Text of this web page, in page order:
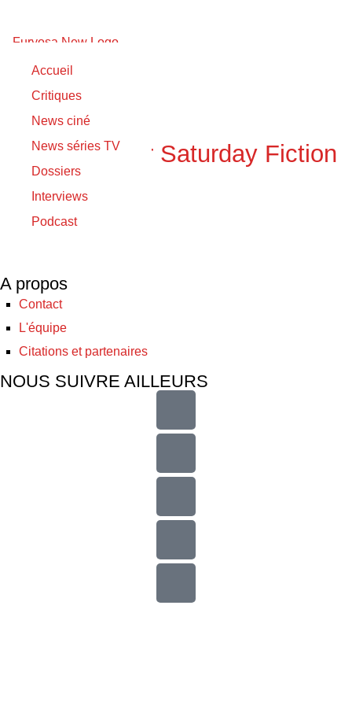
Accueil
Critiques
News ciné
News séries TV
Dossiers
Interviews
Podcast
兰心大剧院
11/10/2021
11/10/2021
Un trailer pour Saturday Fiction
de Lou Ye
A propos
Contact
L'équipe
Citations et partenaires
NOUS SUIVRE AILLEURS